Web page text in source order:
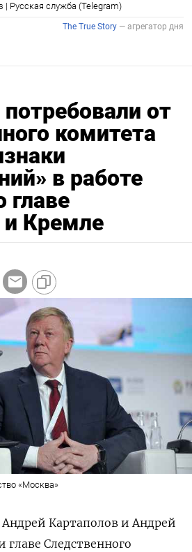
от
комитета
в работе
главе
и Кремле
«Москва»
Картаполов и Андрей
Следственного